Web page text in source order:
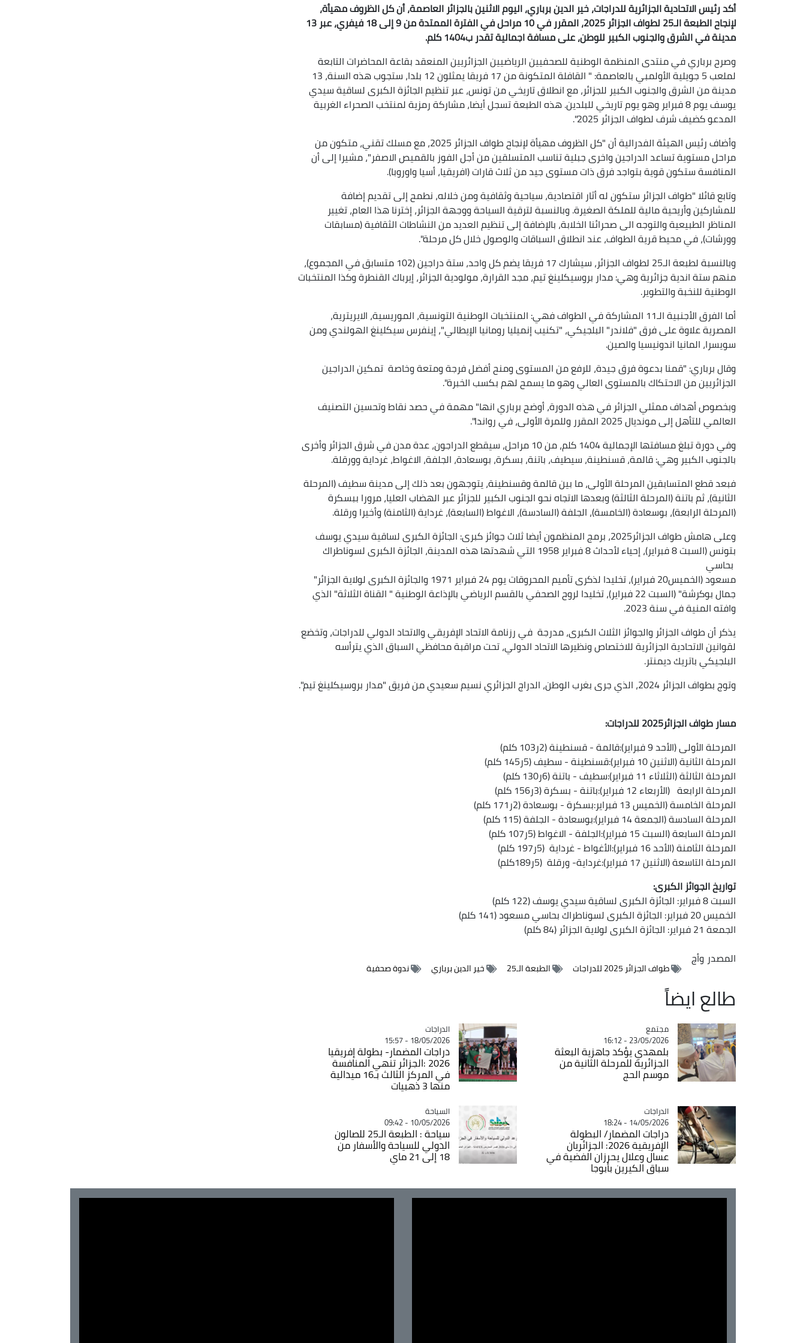
أكد رئيس الاتحادية الجزائرية للدراجات، خير الدين برباري، اليوم الاثنين بالجزائر العاصمة، أن كل الظروف مهيأة،
لإنجاح الطبعة الـ25 لطواف الجزائر 2025، المقرر في 10 مراحل في الفترة الممتدة من 9 إلى 18 فيفري، عبر 13
مدينة في الشرق والجنوب الكبير للوطن، على مسافة اجمالية تقدر ب1404 كلم.
وصرح برباري في منتدى المنظمة الوطنية للصحفيين الرياضيين الجزائريين المنعقد بقاعة المحاضرات التابعة
لملعب 5 جويلية الأولمبي بالعاصمة: " القافلة المتكونة من 17 فريقا يمثلون 12 بلدا، ستجوب هذه السنة، 13
مدينة من الشرق والجنوب الكبير للجزائر، مع انطلاق تاريخي من تونس، عبر تنظيم الجائزة الكبرى لساقية سيدي
يوسف يوم 8 فبراير وهو يوم تاريخي للبلدين. هذه الطبعة تسجل أيضا، مشاركة رمزية لمنتخب الصحراء الغربية
المدعو كضيف شرف لطواف الجزائر 2025".
وأضاف رئيس الهيئة الفدرالية أن "كل الظروف مهيأة لإنجاح طواف الجزائر 2025، مع مسلك تقني، متكون من
مراحل مستوية تساعد الدراجين واخرى جبلية تناسب المتسلقين من أجل الفوز بالقميص الاصفر"، مشيرا إلى أن
المنافسة ستكون قوية بتواجد فرق ذات مستوى جيد من ثلاث قارات (افريقيا، أسيا واوروبا).
وتابع قائلا "طواف الجزائر ستكون له أثار اقتصادية، سياحية وثقافية ومن خلاله، نطمح إلى تقديم إضافة
للمشاركين وأريحية مالية للملكة الصغيرة. وبالنسبة لترقية السياحة ووجهة الجزائر، إخترنا هذا العام، تغيير
المناظر الطبيعية والتوجه الى صحرائنا الخلابة، بالإضافة إلى تنظيم العديد من النشاطات الثقافية (مسابقات
وورشات)، في محيط قرية الطواف، عند انطلاق السباقات والوصول خلال كل مرحلة".
وبالنسبة لطبعة الـ25 لطواف الجزائر، سيشارك 17 فريقا يضم كل واحد، ستة دراجين (102 متسابق في المجموع)،
منهم ستة اندية جزائرية وهي: مدار بروسيكلينغ تيم، مجد القرارة، مولودية الجزائر، إيرباك القنطرة وكذا المنتخبات
الوطنية للنخبة والتطوير.
أما الفرق الأجنبية الـ11 المشاركة في الطواف فهي: المنتخبات الوطنية التونسية، الموريسية، الايريترية،
المصرية علاوة على فرق "فلاندر" البلجيكي، "تكنيب إنميليا رومانيا الإيطالي"، إينفرس سيكلينغ الهولندي ومن
سويسرا، المانيا اندونيسيا والصين.
وقال برباري: "قمنا بدعوة فرق جيدة، للرفع من المستوى ومنح أفضل فرجة ومتعة وخاصة تمكين الدراجين
الجزائريين من الاحتكاك بالمستوى العالي وهو ما يسمح لهم بكسب الخبرة".
وبخصوص أهداف ممثلي الجزائر في هذه الدورة، أوضح برباري انها" مهمة في حصد نقاط وتحسين التصنيف
العالمي للتأهل إلى مونديال 2025 المقرر وللمرة الأولى، في رواندا".
وفي دورة تبلغ مسافتها الإجمالية 1404 كلم، من 10 مراحل، سيقطع الدراجون، عدة مدن في شرق الجزائر وأخرى
بالجنوب الكبير وهي: قالمة، قسنطينة، سيطيف، باتنة، بسكرة، بوسعادة، الجلفة، الاغواط، غرداية وورقلة.
فبعد قطع المتسابقين المرحلة الأولى، ما بين قالمة وقسنطينة، يتوجهون بعد ذلك إلى مدينة سطيف (المرحلة
الثانية)، ثم باتنة (المرحلة الثالثة) وبعدها الاتجاه نحو الجنوب الكبير للجزائر عبر الهضاب العليا، مرورا ببسكرة
(المرحلة الرابعة)، بوسعادة (الخامسة)، الجلفة (السادسة)، الاغواط (السابعة)، غرداية (الثامنة) وأخيرا ورقلة.
وعلى هامش طواف الجزائر2025، برمج المنظمون أيضا ثلاث جوائز كبرى: الجائزة الكبرى لساقية سيدي يوسف
بتونس (السبت 8 فبراير)، إحياء لأحداث 8 فبراير 1958 التي شهدتها هذه المدينة، الجائزة الكبرى لسوناطراك
بحاسي
مسعود (الخميس20 فبراير)، تخليدا لذكرى تأميم المحروقات يوم 24 فبراير 1971 والجائزة الكبرى لولاية الجزائر"
جمال بوكرشة" (السبت 22 فبراير)، تخليدا لروح الصحفي بالقسم الرياضي بالإذاعة الوطنية " القناة الثلاثة" الذي
وافته المنية في سنة 2023.
يذكر أن طواف الجزائر والجوائز الثلاث الكبرى، مدرجة في رزنامة الاتحاد الإفريقي والاتحاد الدولي للدراجات، وتخضع
لقوانين الاتحادية الجزائرية للاختصاص ونظيرها الاتحاد الدولي، تحت مراقبة محافظي السباق الذي يترأسه
البلجيكي باتريك ديمنتر.
وتوج بطواف الجزائر 2024، الذي جرى بغرب الوطن، الدراج الجزائري نسيم سعيدي من فريق "مدار بروسيكلينغ تيم".
مسار طواف الجزائر2025 للدراجات:
المرحلة الأولى (الأحد 9 فبراير):قالمة - قسنطينة (2ر103 كلم)
المرحلة الثانية (الاثنين 10 فبراير):قسنطينة - سطيف (5ر145 كلم)
المرحلة الثالثة (الثلاثاء 11 فبراير):سطيف - باتنة (6ر130 كلم)
المرحلة الرابعة (الأربعاء 12 فبراير):باتنة - بسكرة (3ر156 كلم)
المرحلة الخامسة (الخميس 13 فبراير:بسكرة - بوسعادة (2ر171 كلم)
المرحلة السادسة (الجمعة 14 فبراير):بوسعادة - الجلفة (115 كلم)
المرحلة السابعة (السبت 15 فبراير):الجلفة - الاغواط (5ر107 كلم)
المرحلة الثامنة (الأحد 16 فبراير):الأغواط - غرداية (5ر197 كلم)
المرحلة التاسعة (الاثنين 17 فبراير):غرداية- ورقلة (5ر189كلم)
تواريخ الجوائز الكبرى:
السبت 8 فبراير: الجائزة الكبرى لساقية سيدي يوسف (122 كلم)
الخميس 20 فبراير: الجائزة الكبرى لسوناطراك بحاسي مسعود (141 كلم)
الجمعة 21 فبراير: الجائزة الكبرى لولاية الجزائر (84 كلم)
المصدر وأج
طواف الجزائر 2025 للدراجات الطبعة الـ25 خير الدين برباري ندوة صحفية
طالع ايضاً
Catégorie
مجتمع
23/05/2026 - 16:12
بلمهدي يؤكد جاهزية البعثة
الجزائرية للمرحلة الثانية من
موسم الحج
Catégorie
الدراجات
18/05/2026 - 15:57
دراجات المضمار- بطولة إفريقيا
2026 :الجزائر تنهي المنافسة
في المركز الثالث بـ16 ميدالية
منها 3 ذهبيات
Catégorie
الدراجات
14/05/2026 - 18:24
دراجات المضمار/ البطولة
الإفريقية 2026: الجزائريان
عسال وعلال يحرزان الفضية في
سباق الكيرين بأبوجا
Catégorie
السياحة
10/05/2026 - 09:42
سياحة : الطبعة الـ25 للصالون
الدولي للسياحة والأسفار من
18 إلى 21 ماي